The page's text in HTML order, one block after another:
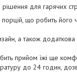
для гарячих
порцій, що робить
а також
прийом їжі ще
до 24 годин,